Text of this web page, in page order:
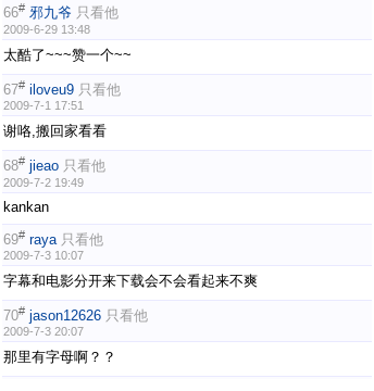
66# 邪九爷 只看他
2009-6-29 13:48
太酷了~~~赞一个~~
67# iloveu9 只看他
2009-7-1 17:51
谢咯,搬回家看看
68# jieao 只看他
2009-7-2 19:49
kankan
69# raya 只看他
2009-7-3 10:07
字幕和电影分开来下载会不会看起来不爽
70# jason12626 只看他
2009-7-3 20:07
那里有字母啊？？